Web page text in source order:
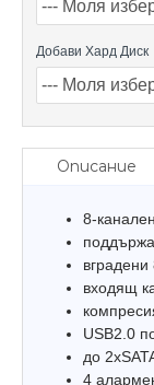
Добави Хард Диск
Описание
8-
входящ
USB2.0
до
4